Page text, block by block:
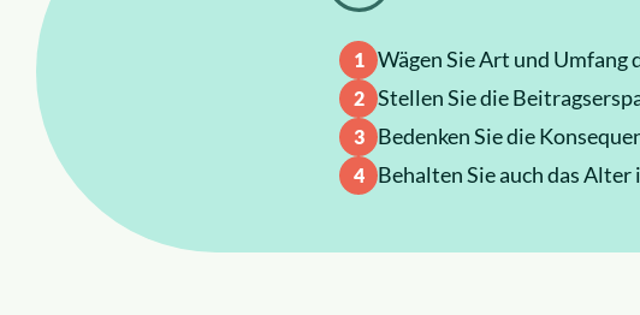
Wägen Sie Art und
Stellen Sie die
Bedenken Sie die
Behalten Sie auch das